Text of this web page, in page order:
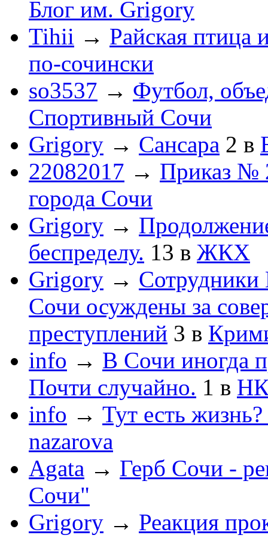
Блог им. Grigory
Tihii → Райская птица
по-cочински
so3537 → Футбол,
Спортивный Сочи
Grigory → Сансара 2 в
22082017 → Приказ №
города Сочи
Grigory →
беспределу. 13 в ЖКХ
Grigory →
Сочи осуждены за
преступлений 3 в
info → В Сочи иногда
Почти случайно. 1 в
info → Тут есть
nazarova
Agata → Герб Сочи -
Сочи"
Grigory → Реакция